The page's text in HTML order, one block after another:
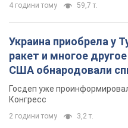
4 години тому 59,7 т.
Украина приобрела у
ракет и многое
США обнародовали
Госдеп уже
Конгресс
2 години тому 3,2 т.